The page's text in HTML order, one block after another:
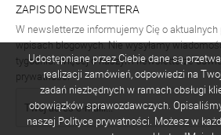
ZAPIS DO NEWSLETTERA
W newsletterze informujemy Cię o
wpisach blogowych. Nie wysyłamy
tygodniu. Więcej o naszym newsletterze
prywatności
Udostępniane przez Ciebie dane są
realizacji zamówień, odpowiedzi na
zadań niezbędnych w ramach obsługi
obowiązków sprawozdawczych.
naszej Polityce prywatności. Możesz w